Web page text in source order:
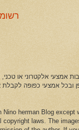
אמצעי אלקטרוני או טכני,
ובכל אמצעי כפופה לקבלת
Nino herman Blog except
copyright laws. The